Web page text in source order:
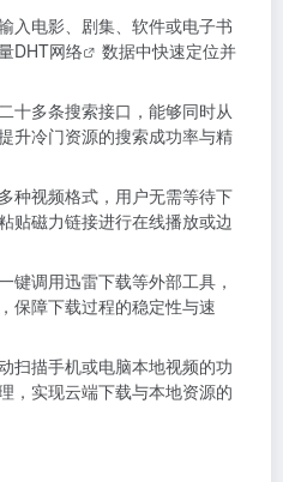
入电影、剧集、软件或电子书
DHT网络
数据中快速定位并
十多条搜索接口，能够同时从
升冷门资源的搜索成功率与精
种视频格式，用户无需等待下
贴磁力链接进行在线播放或边
键调用迅雷下载等外部工具，
保障下载过程的稳定性与速
扫描手机或电脑本地视频的功
，实现云端下载与本地资源的